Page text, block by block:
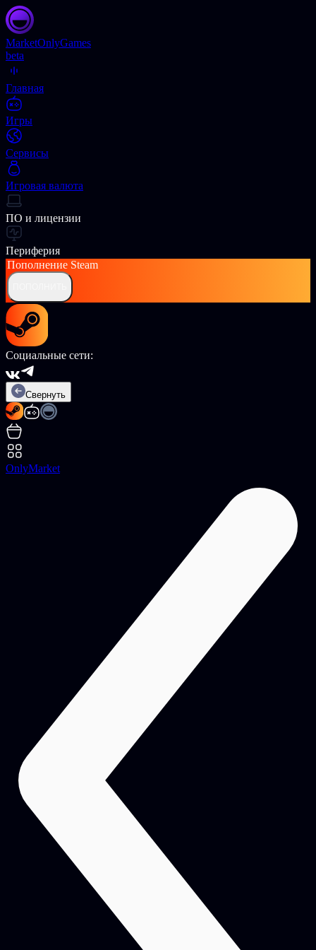
MarketOnlyGames
beta
Главная
Игры
Сервисы
Игровая валюта
ПО и лицензии
Периферия
Пополнение Steam
Социальные сети:
Свернуть
OnlyMarket